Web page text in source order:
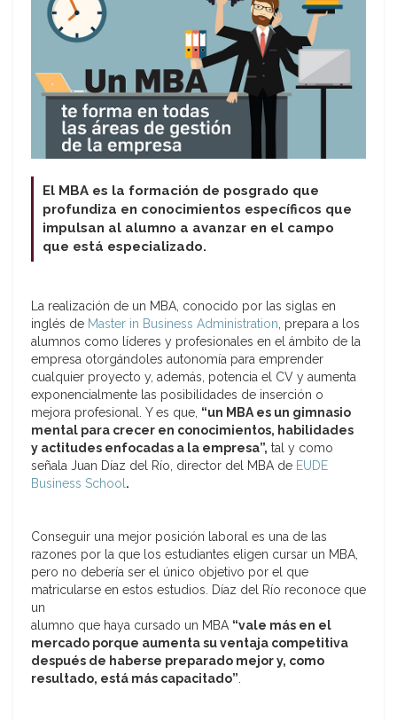
El MBA es la formación de posgrado que
profundiza en conocimientos específicos que
impulsan al alumno a avanzar en el campo
que está especializado.
La realización de un MBA, conocido por las siglas en
inglés de Master in Business Administration, prepara a los
alumnos como líderes y profesionales en el ámbito de la
empresa otorgándoles autonomía para emprender
cualquier proyecto y, además, potencia el CV y aumenta
exponencialmente las posibilidades de inserción o
mejora profesional. Y es que, “un MBA es un gimnasio
mental para crecer en conocimientos, habilidades
y actitudes enfocadas a la empresa”, tal y como
señala Juan Díaz del Río, director del MBA de EUDE
Business School.
Conseguir una mejor posición laboral es una de las
razones por la que los estudiantes eligen cursar un MBA,
pero no debería ser el único objetivo por el que
matricularse en estos estudios. Díaz del Río reconoce que
un
alumno que haya cursado un MBA “vale más en el
mercado porque aumenta su ventaja competitiva
después de haberse preparado mejor y, como
resultado, está más capacitado”.